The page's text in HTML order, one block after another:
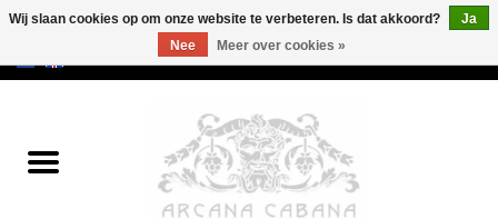
Oud & Zeldzaam
Wij slaan cookies op om onze website te verbeteren. Is dat akkoord?
Ja
Nee
Meer over cookies »